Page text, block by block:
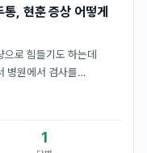
, 현훈 증상 어떻게
으로 힘들기도 하는데
병원에서 검사를
1